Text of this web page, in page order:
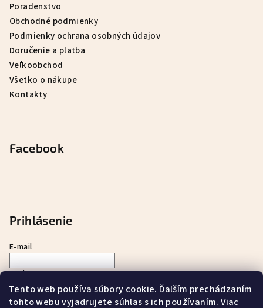
Tento web používa súbory cookie. Ďalším prechádzaním
tohto webu vyjadrujete súhlas s ich používaním. Viac
Poradenstvo
Obchodné podmienky
Podmienky ochrana osobných údajov
Doručenie a platba
Veľkoobchod
Všetko o nákupe
Kontakty
Facebook
Prihlásenie
E-mail
Heslo